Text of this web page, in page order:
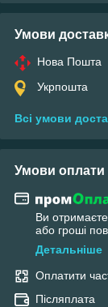
Умови
Нова Пошта
Укрпошта
Всі умови
Умови оплати
Ви
або гроші
Детальніше
Оплатити
Післяплата